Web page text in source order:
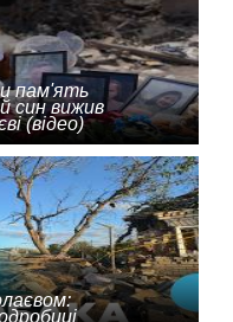
пам'ять
син вижив
(відео)